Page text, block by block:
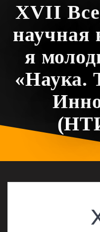
XVII
научная
я
«Наука.